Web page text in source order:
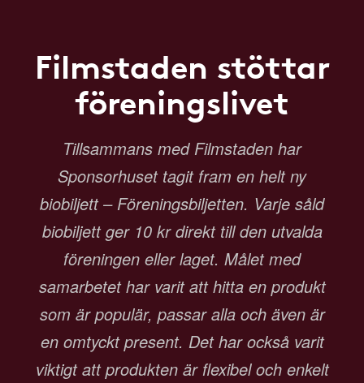
Filmstaden stöttar
föreningslivet
Tillsammans med Filmstaden har
Sponsorhuset tagit fram en helt ny
biobiljett – Föreningsbiljetten. Varje såld
biobiljett ger 10 kr direkt till den utvalda
föreningen eller laget. Målet med
samarbetet har varit att hitta en produkt
som är populär, passar alla och även är
en omtyckt present. Det har också varit
viktigt att produkten är flexibel och enkelt